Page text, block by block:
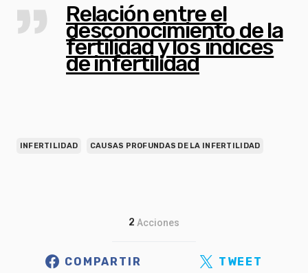
Relación entre el
desconocimiento de la
fertilidad y los índices
de infertilidad
INFERTILIDAD CAUSAS PROFUNDAS DE LA INFERTILIDAD
2 Acciones
COMPARTIR TWEET